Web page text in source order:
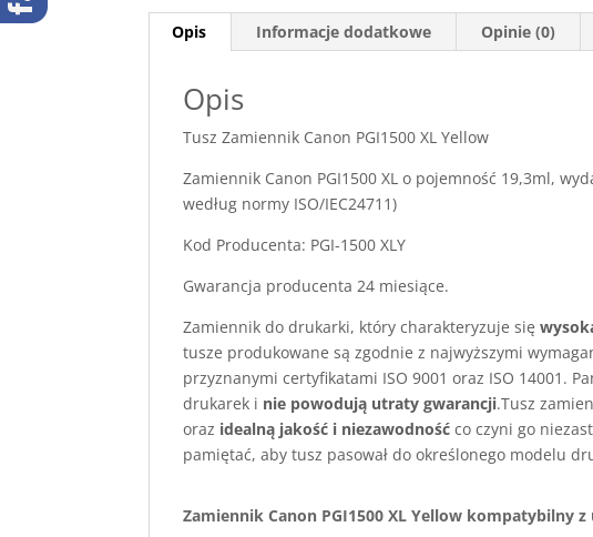
Opis Informacje dodatkowe Opinie (0)
Opis
Tusz Zamiennik Canon PGI1500 XL Yellow
Zamiennik Canon PGI1500 XL o pojemność 19,3ml,
według normy ISO/IEC24711)
Kod Producenta: PGI-1500 XLY
Gwarancja producenta 24 miesiące.
Zamiennik do drukarki, który charakteryzuje się
tusze produkowane są zgodnie z najwyższymi
przyznanymi certyfikatami ISO 9001 oraz ISO 14001.
drukarek i nie powodują utraty gwarancji.Tusz
oraz idealną jakość i niezawodność co czyni go
pamiętać, aby tusz pasował do określonego modelu
Zamiennik Canon PGI1500 XL Yellow kompatybilny z